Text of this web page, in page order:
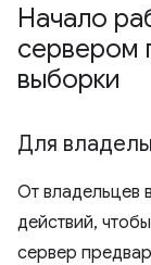
Начало
сервером
выборки
Для
От владельцев
действий,
сервер